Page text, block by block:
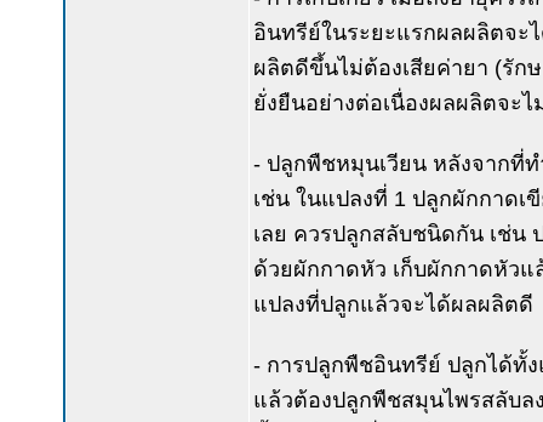
อินทรีย์ในระยะแรกผลผลิตจะ
ผลิตดีขึ้นไม่ต้องเสียค่ายา (รัก
ยั่งยืนอย่างต่อเนื่องผลผลิตจะ
- ปลูกพืชหมุนเวียน หลังจากที่
เช่น ในแปลงที่ 1 ปลูกผักกาด
เลย ควรปลูกสลับชนิดกัน เช่น
ด้วยผักกาดหัว เก็บผักกาดหัวแ
แปลงที่ปลูกแล้วจะได้ผลผลิตดี
- การปลูกพืชอินทรีย์ ปลูกได้ทั้
แล้วต้องปลูกพืชสมุนไพรสลับล